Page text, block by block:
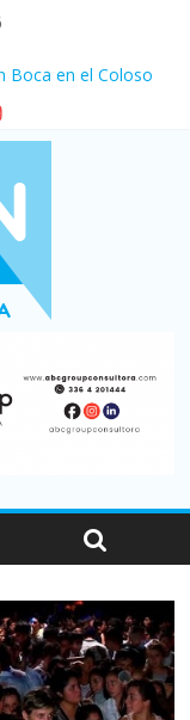
Boca en el Coloso
y consumo
el país, un 5,9%
julio: bajó un 12,6%
Monumental
nacional